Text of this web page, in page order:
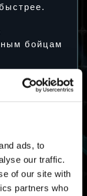
ads, to
our traffic.
of our site with
partners who
бойцам
02:59
18:59